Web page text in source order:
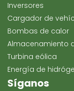
Inversores
Cargador de
Bombas de calor
Almacenamiento
Turbina eólica
Energía de
Síganos